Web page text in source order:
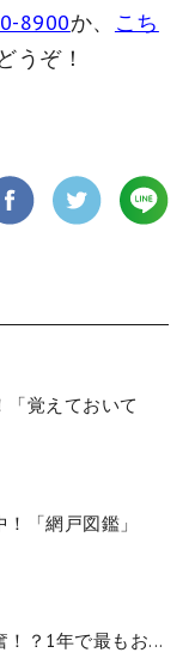
8900か、 こち
うぞ！
「覚えておいて
「網戸図鑑」
！？1年で最もお...